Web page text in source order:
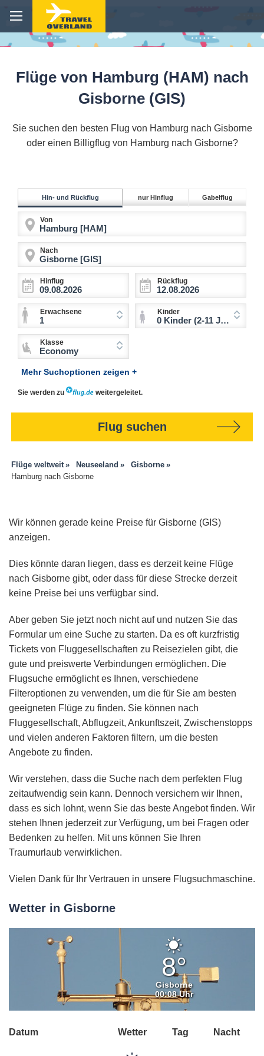
Flüge von Hamburg (HAM) nach
Gisborne (GIS)
Sie suchen den besten Flug von Hamburg nach Gisborne
oder einen Billigflug von Hamburg nach Gisborne?
Hin- und Rückflug nur Hinflug Gabelflug
Von
Nach
Hinflug Rückflug
Erwachsene
1
Kinder
0 Kinder (2-11 Jahre)
Klasse
Economy
Mehr Suchoptionen zeigen +
Sie werden zu weitergeleitet.
Flug suchen
Flüge weltweit Neuseeland
Gisborne
Hamburg nach Gisborne
Wir können gerade keine Preise für Gisborne (GIS)
anzeigen.
Dies könnte daran liegen, dass es derzeit keine Flüge
nach Gisborne gibt, oder dass für diese Strecke derzeit
keine Preise bei uns verfügbar sind.
Aber geben Sie jetzt noch nicht auf und nutzen Sie das
Formular um eine Suche zu starten. Da es oft kurzfristig
Tickets von Fluggesellschaften zu Reisezielen gibt, die
gute und preiswerte Verbindungen ermöglichen. Die
Flugsuche ermöglicht es Ihnen, verschiedene
Filteroptionen zu verwenden, um die für Sie am besten
geeigneten Flüge zu finden. Sie können nach
Fluggesellschaft, Abflugzeit, Ankunftszeit, Zwischenstopps
und vielen anderen Faktoren filtern, um die besten
Angebote zu finden.
Wir verstehen, dass die Suche nach dem perfekten Flug
zeitaufwendig sein kann. Dennoch versichern wir Ihnen,
dass es sich lohnt, wenn Sie das beste Angebot finden. Wir
stehen Ihnen jederzeit zur Verfügung, um bei Fragen oder
Bedenken zu helfen. Mit uns können Sie Ihren
Traumurlaub verwirklichen.
Vielen Dank für Ihr Vertrauen in unsere Flugsuchmaschine.
Wetter in Gisborne
Klarer
Himmel
8°
Gisborne
00:08 Uhr
Datum Wetter Tag Nacht